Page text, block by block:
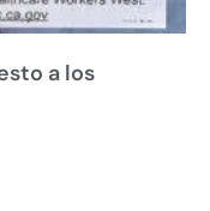
a los